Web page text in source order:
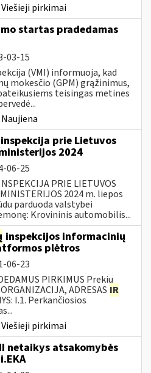
Viešieji pirkimai
startas pradedamas
03-15
(VMI) informuoja, kad
mokesčio (GPM) grąžinimus,
teisingas metines
Naujiena
inspekcija prie Lietuvos
2024
06-25
PRIE LIETUVOS
2024 m. liepos
parduoda valstybei
Krovininis automobilis...
inspekcijos informacinių
plėtros
06-23
PIRKIMUS Prekių
ADRESAS IR
I.1. Perkančiosios
Viešieji pirkimai
netaikys atsakomybės